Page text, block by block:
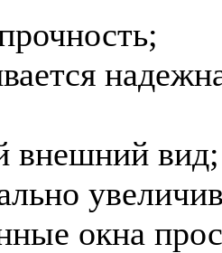
внешний вид;
окна